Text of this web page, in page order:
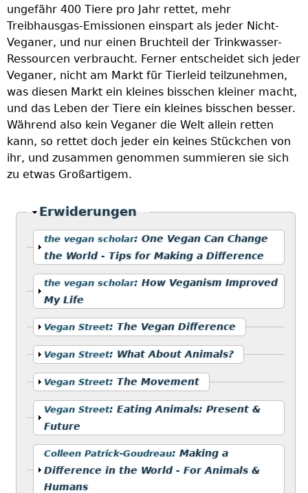
ungefähr 400 Tiere pro Jahr rettet, mehr
Treibhausgas-Emissionen einspart als jeder Nicht-
Veganer, und nur einen Bruchteil der Trinkwasser-
Ressourcen verbraucht. Ferner entscheidet sich jeder
Veganer, nicht am Markt für Tierleid teilzunehmen,
was diesen Markt ein kleines bisschen kleiner macht,
und das Leben der Tiere ein kleines bisschen besser.
Während also kein Veganer die Welt allein retten
kann, so rettet doch jeder ein keines Stückchen von
ihr, und zusammen genommen summieren sie sich
zu etwas Großartigem.
Ausblenden
Erwiderungen
Anzeigen
the vegan scholar:One Vegan Can Change
the World - Tips for Making a Difference
Anzeigen
the vegan scholar:How Veganism Improved
My Life
Anzeigen
Vegan Street:The Vegan Difference
Anzeigen
Vegan Street: What About Animals?
Anzeigen
Vegan Street:The Movement
Anzeigen
Vegan Street:Eating Animals: Present &
Future
Anzeigen
Colleen Patrick-Goudreau:Making a
Difference in the World - For Animals &
Humans